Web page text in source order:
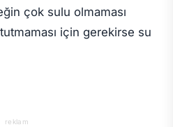
çok sulu olmaması
için gerekirse su
reklam